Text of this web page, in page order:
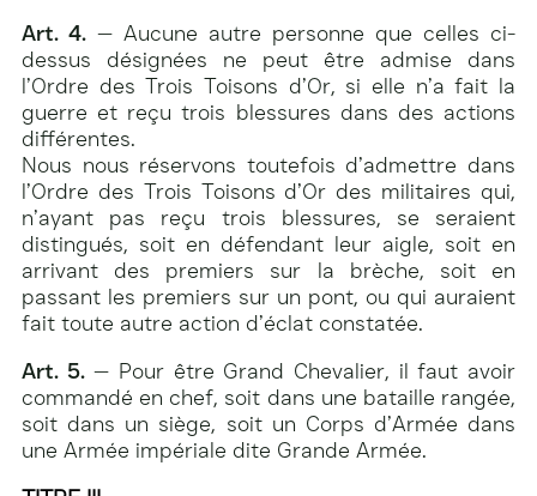
Art. 4. — Aucune autre personne que celles ci-
dessus désignées ne peut être admise dans
l’Ordre des Trois Toisons d’Or, si elle n’a fait la
guerre et reçu trois blessures dans des actions
différentes.
Nous nous réservons toutefois d’admettre dans
l’Ordre des Trois Toisons d’Or des militaires qui,
n’ayant pas reçu trois blessures, se seraient
distingués, soit en défendant leur aigle, soit en
arrivant des premiers sur la brèche, soit en
passant les premiers sur un pont, ou qui auraient
fait toute autre action d’éclat constatée.
Art. 5.— Pour être Grand Chevalier, il faut avoir
commandé en chef, soit dans une bataille rangée,
soit dans un siège, soit un Corps d’Armée dans
une Armée impériale dite Grande Armée.